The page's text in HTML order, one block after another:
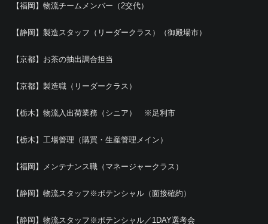
【福岡】物流チームメンバー（2交代）
【静岡】製造スタッフ（リーダークラス）（御殿場市）
【京都】お茶の抽出調合担当
【京都】製造職（リーダークラス）
【栃木】物流入出荷業務（シニア） ※足利市
【栃木】工場管理（購買・生産管理メイン）
【福岡】メンテナンス職（マネージャークラス）
【静岡】物流スタッフ※ポテンシャル（面接確約）
【静岡】物流スタッフ※ポテンシャル／1DAY選考会